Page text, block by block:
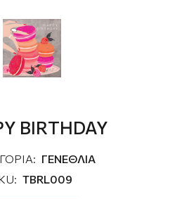
BIRTHDAY
ΓΕΝΕΘΛΙΑ
TBRL009